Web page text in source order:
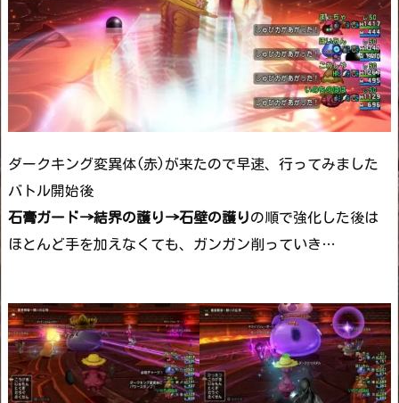
ダークキング変異体(赤)が来たので早速、行ってみました
バトル開始後
石膏ガード→結界の護り→石壁の護りの順で強化した後は
ほとんど手を加えなくても、ガンガン削っていき…